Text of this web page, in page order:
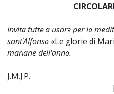
Invita tutte a usare per la
sant'Alfonso «Le glorie di
mariane dell'anno.
J.M.J.P.